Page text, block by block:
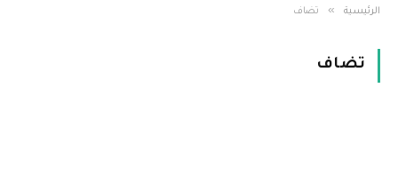
الرئيسية » تضاف
تضاف